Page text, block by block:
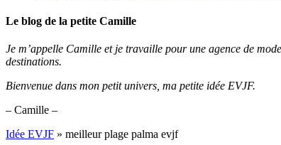
Le blog de la petite Camille
Je m’appelle Camille et je travaille pour une agence de
destinations.
Bienvenue dans mon petit univers, ma petite idée EVJF.
– Camille –
Idée EVJF » meilleur plage palma evjf